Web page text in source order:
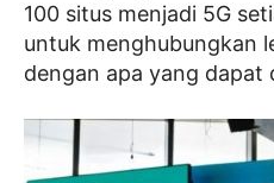
100 situs menjadi 5G
untuk menghubungkan
dengan apa yang dapat